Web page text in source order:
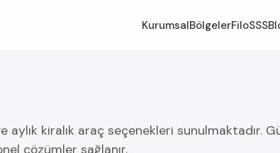
KurumsalBölgelerFiloSSS
kiralık araç seçenekleri sunulmaktadır.
çözümler sağlanır.